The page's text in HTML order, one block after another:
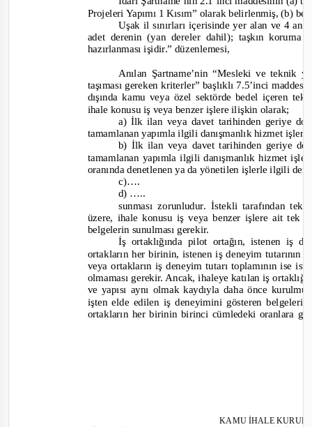
Projeleri Yapımı 1 Kısım” olarak belirlenmiş, (b)
Uşak il sınırları içerisinde yer alan ve 4
adet derenin (yan dereler dahil); taşkın
hazırlanması işidir.” düzenlemesi,
Anılan Şartname’nin “Mesleki ve teknik
taşıması gereken kriterler” başlıklı 7.5’inci
dışında kamu veya özel sektörde bedel içeren
ihale konusu iş veya benzer işlere ilişkin olarak;
a) İlk ilan veya davet tarihinden geriye
tamamlanan yapımla ilgili danışmanlık hizmet
b) İlk ilan veya davet tarihinden geriye
tamamlanan yapımla ilgili danışmanlık hizmet
oranında denetlenen ya da yönetilen işlerle ilgili
c)….
d) …..
sunması zorunludur .İstekli tarafından
üzere, ihale konusu iş veya benzer işlere ait tek
belgelerin sunulması gerekir.
İş ortaklığında pilot ortağın, istenen iş
ortakların her birinin, istenen iş deneyim tutarının
veya ortakların iş deneyim tutarı toplamının ise
olmaması gerekir. Ancak, ihaleye katılan iş
ve yapısı aynı olmak kaydıyla daha önce
işten elde edilen iş deneyimini gösteren
ortakların her birinin birinci cümledeki oranlara
KAMU İHALE